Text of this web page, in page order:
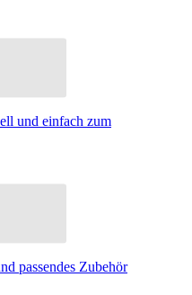
und einfach zum
passendes Zubehör